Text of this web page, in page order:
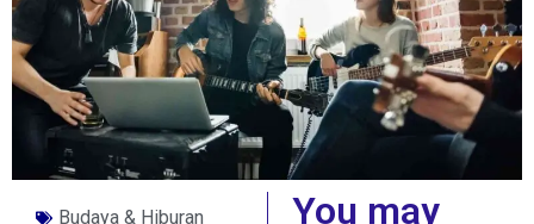
Budaya & Hiburan
You may